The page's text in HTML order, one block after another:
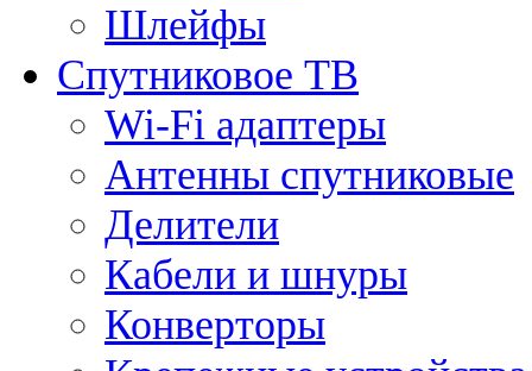
Шлейфы
Спутниковое ТВ
Wi-Fi адаптеры
Антенны спутниковые
Делители
Кабели и шнуры
Конверторы